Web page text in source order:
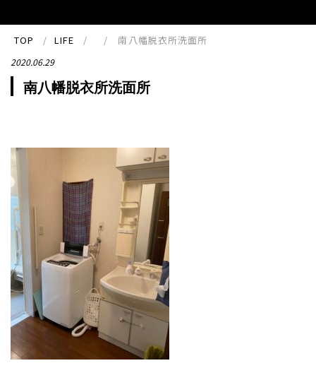
TOP LIFE 南八幡脱衣所洗面所
2020.06.29
南八幡脱衣所洗面所